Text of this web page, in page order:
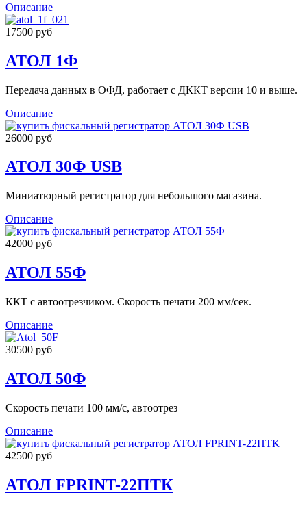
Описание
17500 руб
АТОЛ 1Ф
Передача данных в ОФД, работает с ДККТ версии 10 и выше.
Описание
26000 руб
АТОЛ 30Ф USB
Миниатюрный регистратор для небольшого магазина.
Описание
42000 руб
АТОЛ 55Ф
ККТ с автоотрезчиком. Скорость печати 200 мм/сек.
Описание
30500 руб
АТОЛ 50Ф
Скорость печати 100 мм/с, автоотрез
Описание
42500 руб
АТОЛ FPRINT-22ПТК